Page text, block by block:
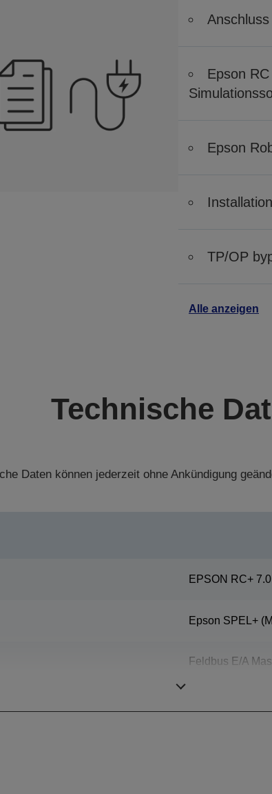
Epson
Epson
TP/OP
Alle anzeigen
Technische
Daten können jederzeit ohne Ankündigung
EPSON RC+ 7.0
Epson SPEL+
Feldbus E/A